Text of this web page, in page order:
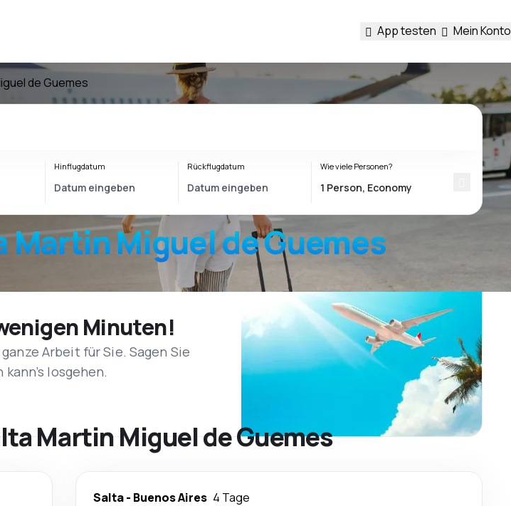
App testen Mein Konto
de Guemes
Martin Miguel de Guemes
Hinflugdatum Rückflugdatum Wie viele Personen?
Minuten!
Arbeit für Sie. Sagen Sie
losgehen.
Martin Miguel de Guemes
Salta- Buenos Aires 4 Tage